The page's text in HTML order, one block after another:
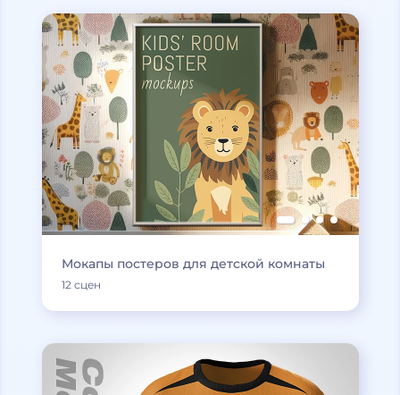
Мокапы постеров для детской комнаты
12 сцен